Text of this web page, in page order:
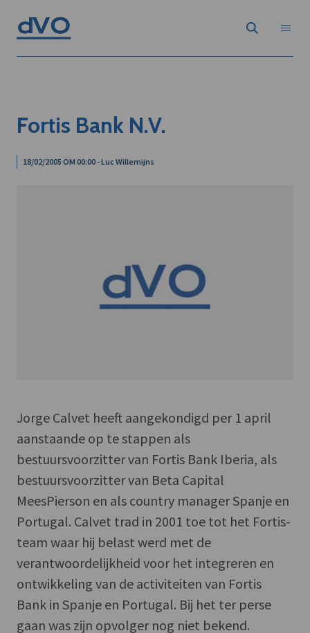
Fortis Bank N.V.
18/02/2005 OM 00:00 - Luc Willemijns
Jorge Calvet heeft aangekondigd per 1 april
aanstaande op te stappen als
bestuursvoorzitter van Fortis Bank Iberia, als
bestuursvoorzitter van Beta Capital
MeesPierson en als country manager Spanje en
Portugal. Calvet trad in 2001 toe tot het Fortis-
team waar hij belast werd met de
verantwoordelijkheid voor het integreren en
ontwikkeling van de activiteiten van Fortis
Bank in Spanje en Portugal. Bij het ter perse
gaan was zijn opvolger nog niet bekend.